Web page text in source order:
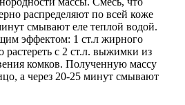
распределяют по всей коже
смывают еле теплой водой.
эффектом: 1 ст.л жирного
растереть с 2 ст.л. выжимки из
комков. Полученную массу
а через 20-25 минут смывают